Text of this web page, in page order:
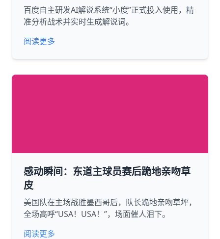
百度自主研发AI解说系统“小度”正式投入使用，精
准分析战术并实时生成解说词。
阅读更多
感动瞬间：东道主球员赛后跪地亲吻草
皮
美国队在主场战胜墨西哥后，队长跪地亲吻草坪，
全场高呼“USA！USA！”，场面催人泪下。
阅读更多